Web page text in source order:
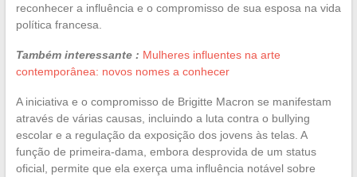
reconhecer a influência e o compromisso de sua esposa na vida
política francesa.
Também interessante : Mulheres influentes na arte
contemporânea: novos nomes a conhecer
A iniciativa e o compromisso de Brigitte Macron se manifestam
através de várias causas, incluindo a luta contra o bullying
escolar e a regulação da exposição dos jovens às telas. A
função de primeira-dama, embora desprovida de um status
oficial, permite que ela exerça uma influência notável sobre